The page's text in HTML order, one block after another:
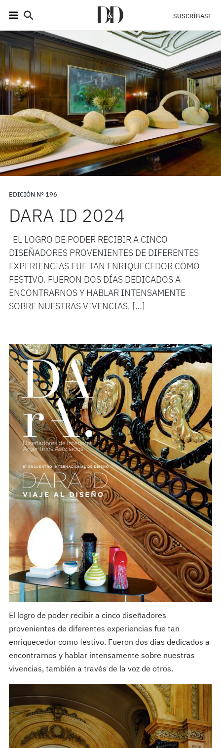
SUSCRÍBASE
EDICIÓN N° 196
DARA ID 2024
EL LOGRO DE PODER RECIBIR A CINCO
DISEÑADORES PROVENIENTES DE DIFERENTES
EXPERIENCIAS FUE TAN ENRIQUECEDOR COMO
FESTIVO. FUERON DOS DÍAS DEDICADOS A
ENCONTRARNOS Y HABLAR INTENSAMENTE
SOBRE NUESTRAS VIVENCIAS, […]
El logro de poder recibir a cinco diseñadores
provenientes de diferentes experiencias fue tan
enriquecedor como festivo. Fueron dos días dedicados a
encontrarnos y hablar intensamente sobre nuestras
vivencias, también a través de la voz de otros.